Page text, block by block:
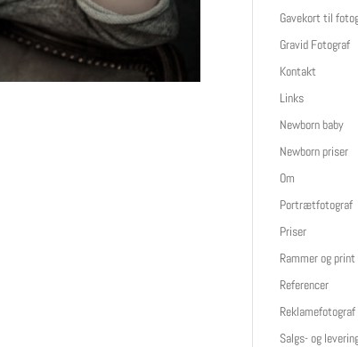
Gavekort til
Gravid Fotograf
Kontakt
Links
Newborn baby
Newborn priser
Om
Portrætfotograf
Priser
Rammer og print
Referencer
Reklamefotograf
Salgs- og